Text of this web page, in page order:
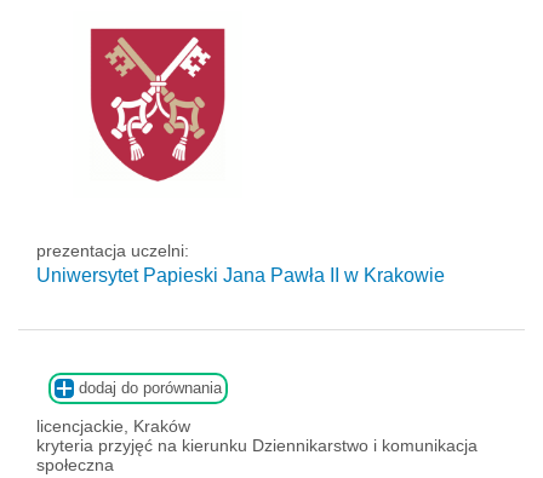
prezentacja uczelni:
Uniwersytet Papieski Jana Pawła II w Krakowie
dodaj do porównania
licencjackie, Kraków
kryteria przyjęć na kierunku Dziennikarstwo i komunikacja
społeczna